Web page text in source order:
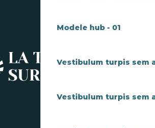
Modele hub - 01
Vestibulum turpis sem
Vestibulum turpis sem